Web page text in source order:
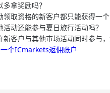
拿奖励吗？
领取资格的新客户都只能获得一
活动还能参与夏日旅行活动吗？
新客户与其他市场活动同时参与
个ICmarkets返佣账户